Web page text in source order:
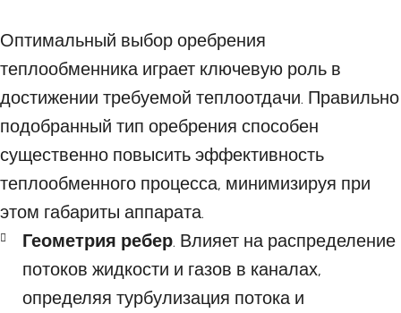
Оптимальный выбор оребрения
теплообменника играет ключевую роль в
достижении требуемой теплоотдачи. Правильно
подобранный тип оребрения способен
существенно повысить эффективность
теплообменного процесса, минимизируя при
этом габариты аппарата.
Геометрия ребер. Влияет на распределение
потоков жидкости и газов в каналах,
определяя турбулизация потока и